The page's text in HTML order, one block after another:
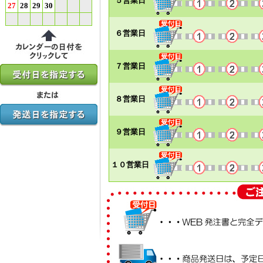
27 28 29 30
６営業日
７営業日
８営業日
９営業日
１０営業日